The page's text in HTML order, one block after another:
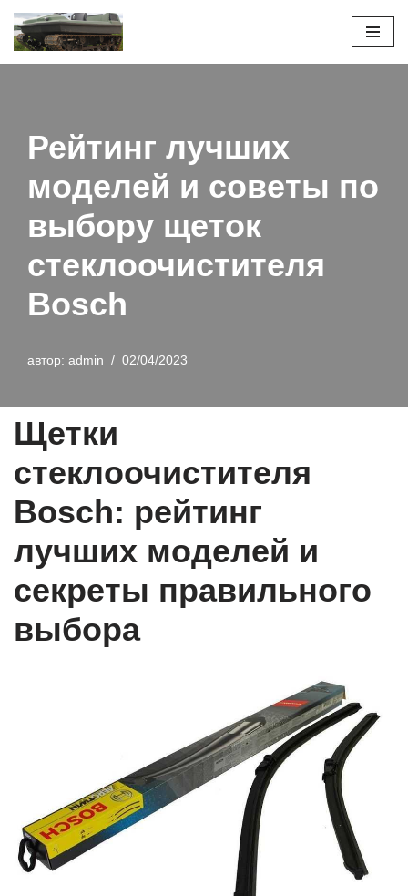
Перейти
Рейтинг лучших
моделей и советы по
выбору щеток
стеклоочистителя
Bosch
автор: admin 02/04/2023
Щетки
стеклоочистителя
Bosch: рейтинг
лучших моделей и
секреты правильного
выбора